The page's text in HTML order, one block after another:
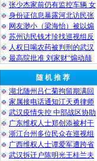
张少杰家前仍有监控车辆 女
身份证信息暴露河北访民张
网友渺小（梁海怡）被以煽
苏州访民钱才珍找巡视组反
人权日喝农药被判刑的武汉
最高院批准 刘家财“煽动颠
随 机 推 荐
湖北随州吕仁菊拘留期满回
家属接电话通知江天勇律师
武汉疫情失控 中部战区协助
广东维权人士郑创添被村干
浙江台州多位民众在巡视组
广西维权人士谭爱军遭跨省
武汉拆迁户陈明光王桂兰夫